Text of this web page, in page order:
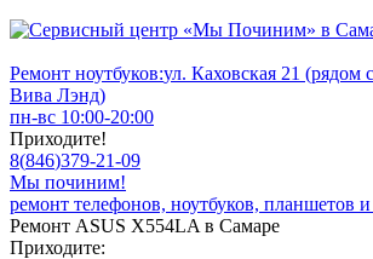
Ремонт ноутбуков:ул. Каховская 21 (рядом
Вива Лэнд)
пн-вс 10:00-20:00
Приходите!
8(846)379-21-09
Мы починим!
ремонт телефонов, ноутбуков, планшетов
Ремонт ASUS X554LA в Самаре
Приходите: